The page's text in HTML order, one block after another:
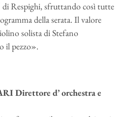
di Respighi, sfruttando così tutte
della serata. Il valore
solista di Stefano
il pezzo».
Direttore d’ orchestra e